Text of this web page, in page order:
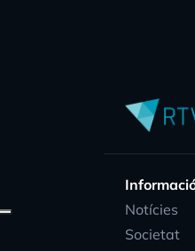
Notícies
Societat